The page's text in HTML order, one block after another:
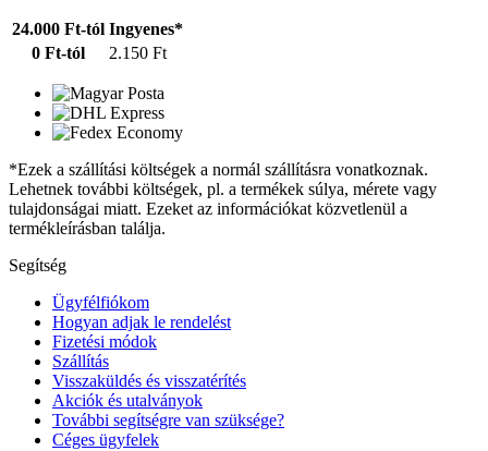
24.000 Ft-tól Ingyenes*
0 Ft-tól
2.150 Ft
*Ezek a szállítási költségek a normál szállításra vonatkoznak.
Lehetnek további költségek, pl. a termékek súlya, mérete vagy
tulajdonságai miatt. Ezeket az információkat közvetlenül a
termékleírásban találja.
Segítség
Ügyfélfiókom
Hogyan adjak le rendelést
Fizetési módok
Szállítás
Visszaküldés és visszatérítés
Akciók és utalványok
További segítségre van szüksége?
Céges ügyfelek